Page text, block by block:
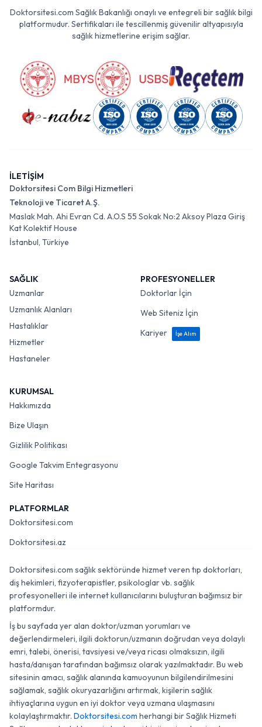
Doktorsitesi.com Sağlık Bakanlığı onaylı ve entegreli bir sağlık bilgi
platformudur. Sertifikaları ile tescillenmiş güvenilir altyapısıyla
sağlık hizmetlerine erişim sağlar.
İLETİŞİM
Doktorsitesi Com Bilgi Hizmetleri
Teknoloji ve Ticaret A.Ş.
Maslak Mah. Ahi Evran Cd. A.O.S 55 Sokak No:2 Aksoy Plaza Giriş
Kat Kolektif House
İstanbul, Türkiye
SAĞLIK
Uzmanlar
Uzmanlık Alanları
Hastalıklar
Hizmetler
Hastaneler
PROFESYONELLER
Doktorlar İçin
Web Siteniz İçin
Kariyer
İşe Alım
KURUMSAL
Hakkımızda
Bize Ulaşın
Gizlilik Politikası
Google Takvim Entegrasyonu
Site Haritası
PLATFORMLAR
Doktorsitesi.com
Doktorsitesi.az
Doktorsitesi.com sağlık sektöründe hizmet veren tıp doktorları,
diş hekimleri, fizyoterapistler, psikologlar vb. sağlık
profesyonelleri ile internet kullanıcılarını buluşturan bağımsız bir
platformdur.
İş bu sayfada yer alan doktor/uzman yorumları ve
değerlendirmeleri, ilgili doktorun/uzmanın doğrudan veya dolaylı
emri, talebi, önerisi, tavsiyesi ve/veya ricası olmaksızın, ilgili
hasta/danışan tarafından bağımsız olarak yazılmaktadır. Bu web
sitesinin amacı, sağlık alanında kamuoyunun bilgilendirilmesini
sağlamak, sağlık okuryazarlığını artırmak, kişilerin sağlık
ihtiyaçlarına uygun en iyi doktor veya uzmana ulaşmasını
kolaylaştırmaktır. Doktorsitesi.com herhangi bir Sağlık Hizmeti